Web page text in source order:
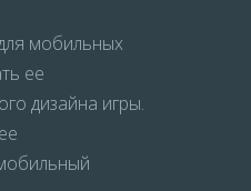
мобильных
ее
дизайна игры.